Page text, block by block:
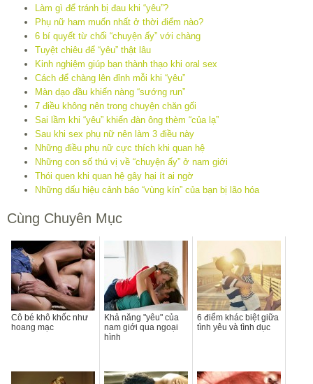
Làm gì để tránh bị đau khi “yêu”?
Phụ nữ ham muốn nhất ở thời điểm nào?
6 bí quyết từ chối “chuyện ấy” với chàng
Tuyệt chiêu để “yêu” thật lâu
Kinh nghiệm giúp bạn thành thạo khi oral sex
Cách để chàng lên đỉnh mỗi khi “yêu”
Màn dạo đầu khiến nàng “sướng run”
7 điều không nên trong chuyện chăn gối
Sai lầm khi “yêu” khiến đàn ông thèm “của lạ”
Sau khi sex phụ nữ nên làm 3 điều này
Những điều phụ nữ cực thích khi quan hệ
Những con số thú vị về “chuyện ấy” ở nam giới
Thói quen khi quan hệ gây hại ít ai ngờ
Những dấu hiệu cảnh báo “vùng kín” của bạn bị lão hóa
Cùng Chuyên Mục
Cô bé khô khốc như
hoang mạc
Khả năng "yêu" của
nam giới qua ngoại
hình
6 điểm khác biệt giữa
tình yêu và tình dục